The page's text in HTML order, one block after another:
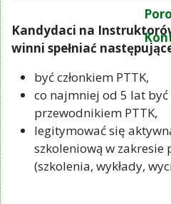
Kandydaci na
winni spełniać
być członkiem PTTK,
co najmniej od 5 lat
przewodnikiem PTTK,
legitymować się
szkoleniową w zakresie
(szkolenia, wykłady,